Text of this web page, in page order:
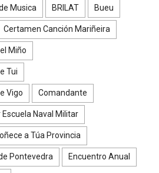
Musica BRILAT Bueu
Certamen Canción Mariñeira
Miño
Tui
Vigo Comandante
Naval Militar
a Túa Provincia
Pontevedra Encuentro Anual